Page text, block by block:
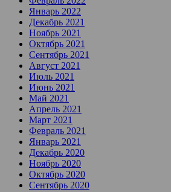
Январь 2022
Декабрь 2021
Ноябрь 2021
Октябрь 2021
Сентябрь 2021
Август 2021
Июль 2021
Июнь 2021
Май 2021
Апрель 2021
Март 2021
Февраль 2021
Январь 2021
Декабрь 2020
Ноябрь 2020
Октябрь 2020
Сентябрь 2020